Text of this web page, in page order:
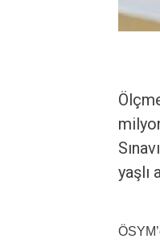
yaşlı